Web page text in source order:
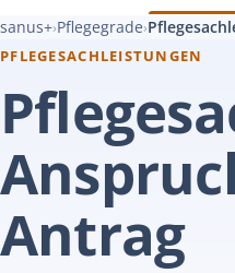
sanus+›Pflegegrade›
PFLEGESACHLEISTUNGEN
Antrag